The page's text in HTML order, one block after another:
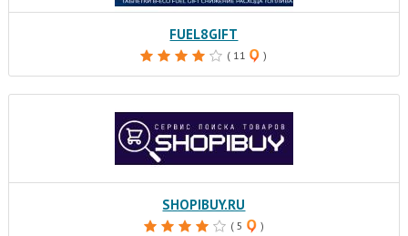
FUEL8GIFT
( 11 )
SHOPIBUY.RU
( 5 )